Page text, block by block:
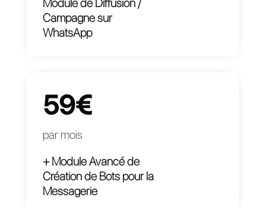
0.018€
par contact atteint
Module de Diffusion /
Campagne sur
WhatsApp